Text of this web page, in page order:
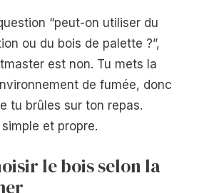
“peut-on utiliser du
ou du bois de palette ?”,
est non. Tu mets la
de fumée, donc
tu brûles sur ton repas.
et propre.
le bois selon la